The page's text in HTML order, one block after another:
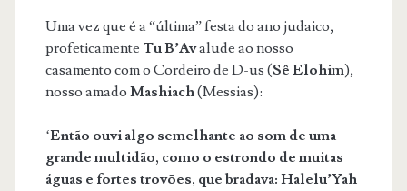
Uma vez que é a “última” festa do ano judaico,
profeticamente Tu B’Avalude ao nosso
casamento com o Cordeiro de D-us (Sê Elohim),
nosso amado Mashiach(Messias):
‘Então ouvi algo semelhante ao som de uma
grande multidão, como o estrondo de muitas
águas e fortes trovões, que bradava: Halelu’Yah